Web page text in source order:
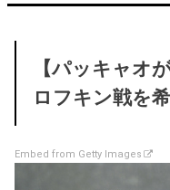
【パッキャオ
ロフキン戦を希
Embed from Getty Images